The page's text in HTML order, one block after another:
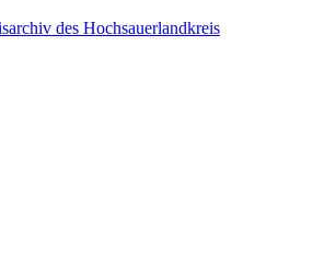
des Hochsauerlandkreis